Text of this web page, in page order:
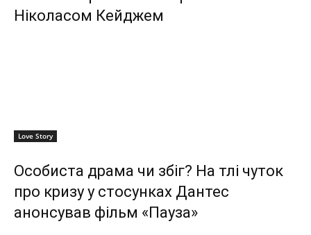
Ніколасом Кейджем
Love Story
Особиста драма чи збіг? На тлі чуток
про кризу у стосунках Дантес
анонсував фільм «Пауза»